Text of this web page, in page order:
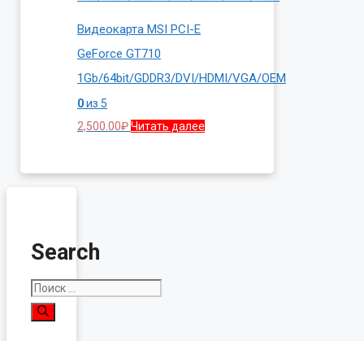
Видеокарта MSI PCI-E
GeForce GT710
1Gb/64bit/GDDR3/DVI/HDMI/VGA/OEM
0из 5
2,500.00₽Читать далее
Search
Поиск: